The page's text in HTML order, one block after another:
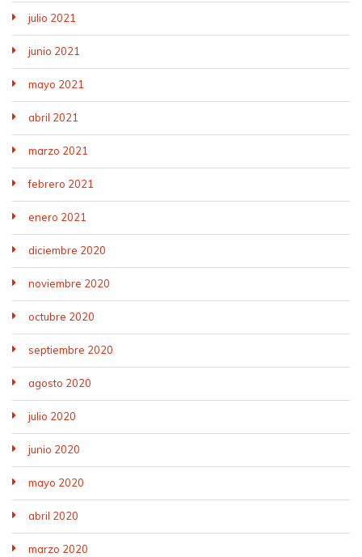
julio 2021
junio 2021
mayo 2021
abril 2021
marzo 2021
febrero 2021
enero 2021
diciembre 2020
noviembre 2020
octubre 2020
septiembre 2020
agosto 2020
julio 2020
junio 2020
mayo 2020
abril 2020
marzo 2020